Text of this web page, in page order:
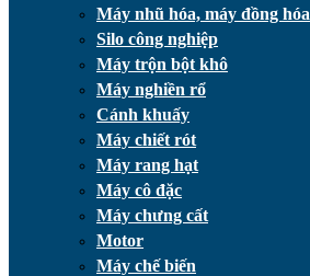
Máy nhũ hóa, máy đồng hóa
Silo công nghiệp
Máy trộn bột khô
Máy nghiền rổ
Cánh khuấy
Máy chiết rót
Máy rang hạt
Máy cô đặc
Máy chưng cất
Motor
Máy chế biến